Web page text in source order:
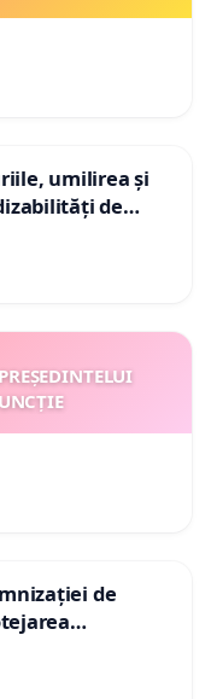
umilirea și
de
de